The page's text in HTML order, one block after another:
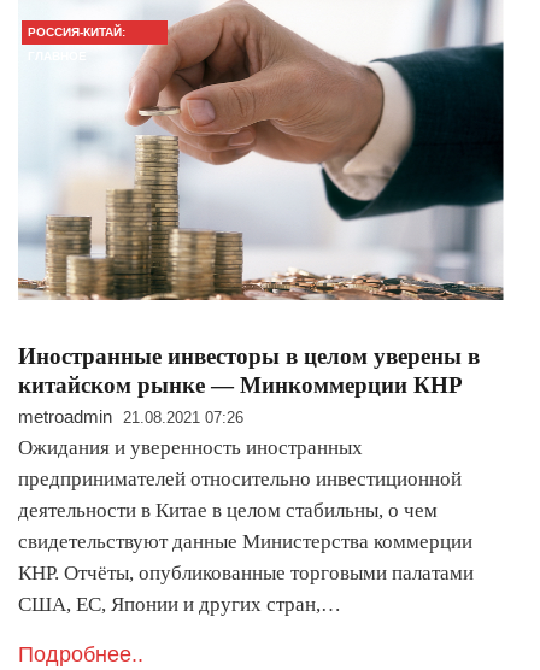
РОССИЯ-КИТАЙ:
Иностранные инвесторы в целом уверены в
китайском рынке — Минкоммерции КНР
metroadmin 21.08.2021 07:26
Ожидания и уверенность иностранных
предпринимателей относительно инвестиционной
деятельности в Китае в целом стабильны, о чем
свидетельствуют данные Министерства коммерции
КНР. Отчёты, опубликованные торговыми палатами
США, ЕС, Японии и других стран,…
Подробнее..